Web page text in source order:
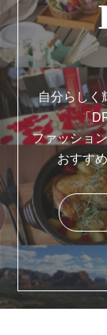
自分らしく
「
ファッショ
おすす